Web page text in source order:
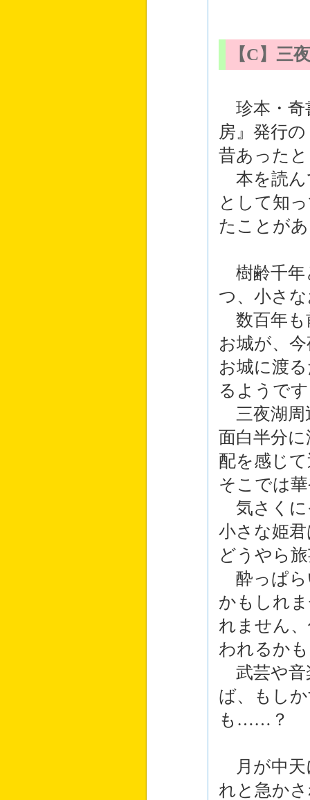
【C】三
珍本・奇
房』発行
昔あった
本を読ん
として知
たことが
樹齢千年
つ、小さ
数百年も
お城が、
お城に渡
るようで
三夜湖周
面白半分
配を感じ
そこでは
気さくに
小さな姫
どうやら
酔っぱら
かもしれ
れません
われるか
武芸や音
ば、もし
も……？
月が中天
れと急か